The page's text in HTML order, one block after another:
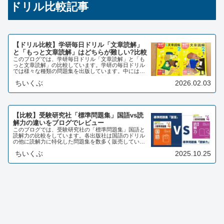
ドリル比較記事
【ドリル比較】学研毎日ドリル「文章読解」
と「もっと文章読解」はどちらが難しい?比較
このブログでは、学研毎日ドリル「文章読解」と「も
っと文章読解」の比較しています。学研の毎日ドリル
では様々な種類の問題集を出版しています。中には似
は学研の文章読解ともっと文章読解です。両方を実
ちいくぶ 2026.02.03
【比較】受験研究社「標準問題集」国語vs読
解力の違いをブログでレビュー
このブログでは、受験研究社の「標準問題集」国語と
読解力の比較をしています。各出版社は国語のドリル
の他に読解力に特化した問題集を数多く販売していま
よね。今回は受験研究社が出版している標準問題集の
した。
ちいくぶ 2025.10.25